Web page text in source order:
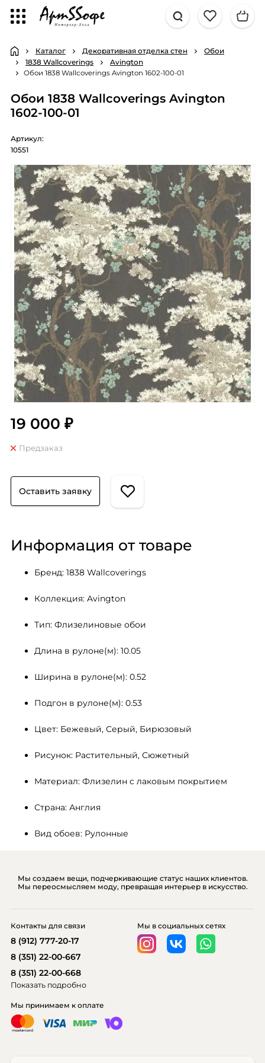
Каталог Декоративная отделка стен
Обои
1838 Wallcoverings
Avington
Обои 1838 Wallcoverings Avington 1602-100-01
Обои 1838 Wallcoverings Avington
1602-100-01
Артикул:
10551
19 000 ₽
Предзаказ
Оставить заявку
Информация от товаре
Бренд: 1838 Wallcoverings
Коллекция: Avington
Тип: Флизелиновые обои
Длина в рулоне(м): 10.05
Ширина в рулоне(м): 0.52
Подгон в рулоне(м): 0.53
Цвет: Бежевый, Серый, Бирюзовый
Рисунок: Растительный, Сюжетный
Материал: Флизелин с лаковым покрытием
Страна: Англия
Вид обоев: Рулонные
Мы создаем вещи, подчеркивающие статус наших клиентов.
Мы переосмысляем моду, превращая интерьер в искусство.
Мы принимаем к оплате
Мы в социальных сетях
Контакты для связи
8 (912) 777-20-17
8 (351) 22-00-667
8 (351) 22-00-668
Показать подробно